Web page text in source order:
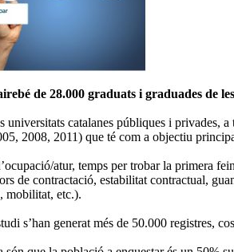
de 28.000 graduats i graduades de
universitats catalanes públiques i privades,
2008, 2011) que té com a objectiu
atur, temps per trobar la primera
de contractació, estabilitat contractual,
mobilitat, etc.).
s’han generat més de 50.000 registres,